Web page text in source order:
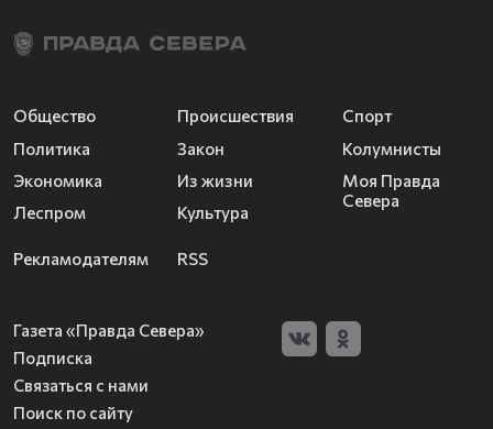
Общество
Политика
Экономика
Леспром
Происшествия
Закон
Из жизни
Культура
Спорт
Колумнисты
Моя Правда
Севера
Рекламодателям RSS
Газета «Правда Севера»
Подписка
Связаться с нами
Поиск по сайту